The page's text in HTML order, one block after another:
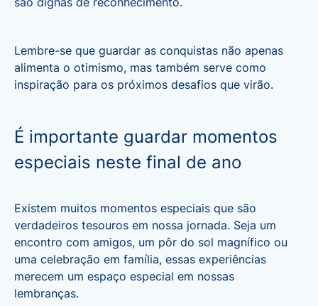
Lembre-se que guardar as conquistas não apenas
alimenta o otimismo, mas também serve como
inspiração para os próximos desafios que virão.
É importante guardar momentos
especiais neste final de ano
Existem muitos momentos especiais que são
verdadeiros tesouros em nossa jornada. Seja um
encontro com amigos, um pôr do sol magnífico ou
uma celebração em família, essas experiências
merecem um espaço especial em nossas
lembranças.